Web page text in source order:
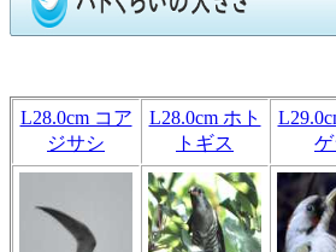
L28.0cm コア
ジサシ
L28.0cm ホト
トギス
ゲ